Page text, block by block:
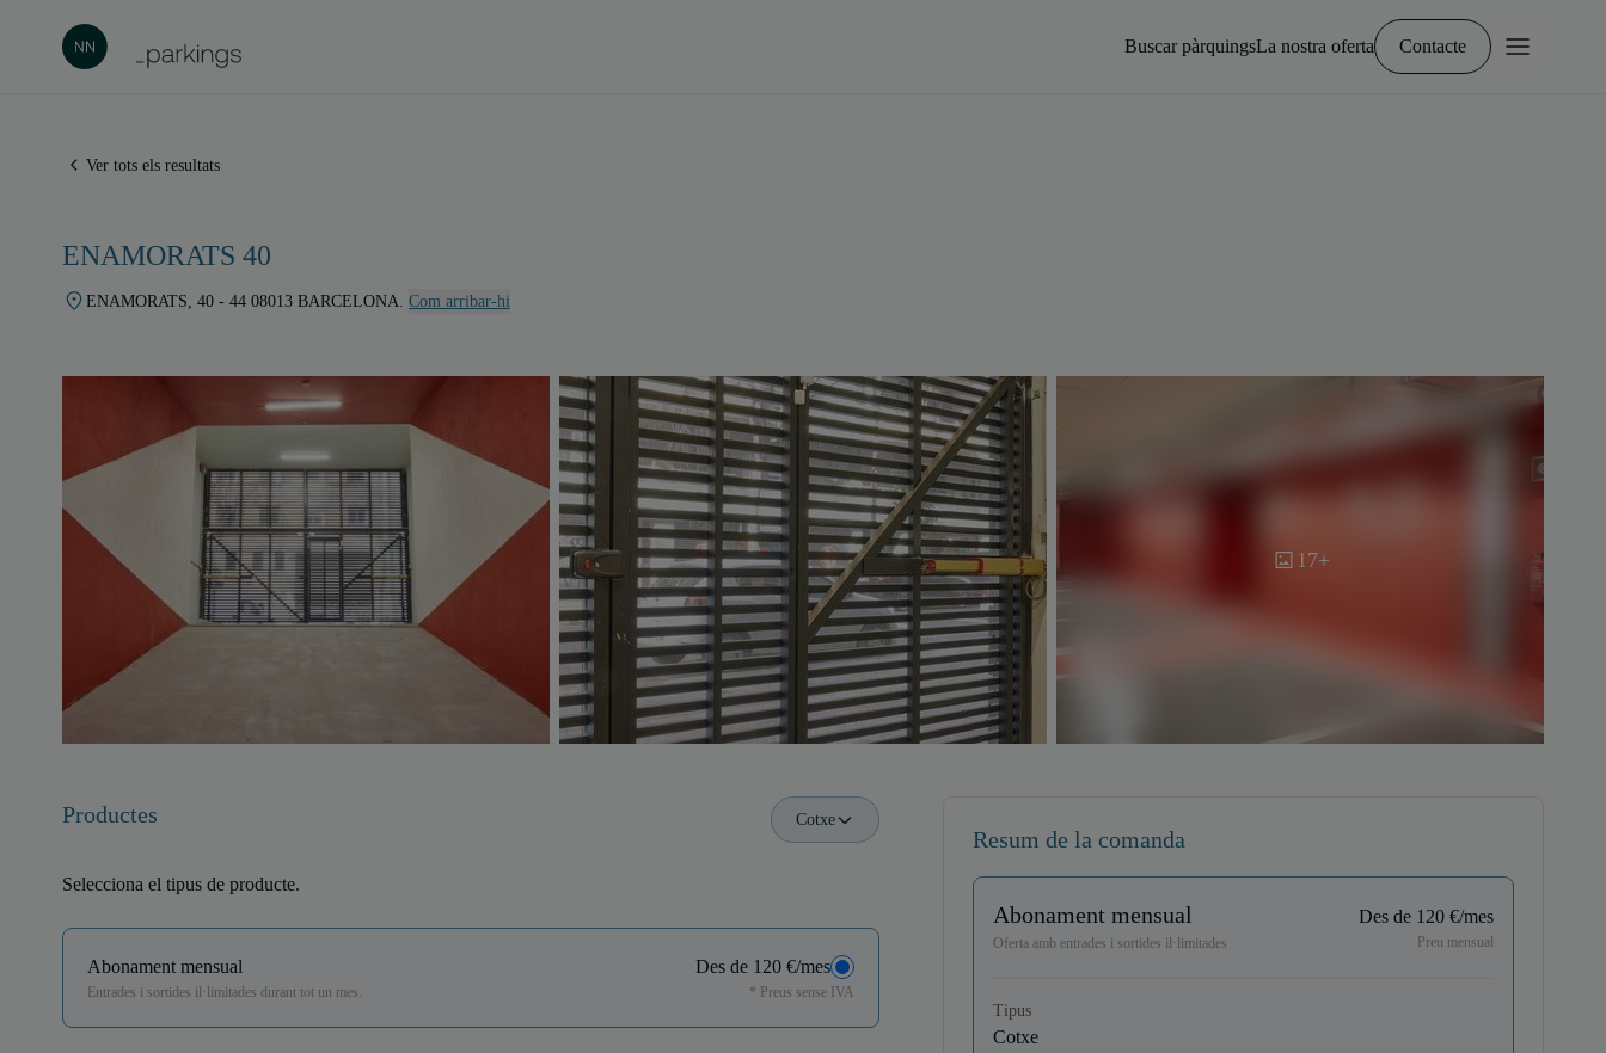
Buscar pàrquingsLa nostra oferta Contacte
Ver tots els resultats
ENAMORATS 40
ENAMORATS, 40 - 44 08013 BARCELONA. Com arribar-hi
17+
Productes
Selecciona el tipus de producte.
Cotxe
Abonament mensual
Entrades i sortides il·limitades durant tot un mes.
Des de 120 €/mes
* Preus sense IVA
Resum de la comanda
Abonament mensual
Oferta amb entrades i sortides il·limitades
Des de 120 €/mes
Preu mensual
Tipus
Cotxe